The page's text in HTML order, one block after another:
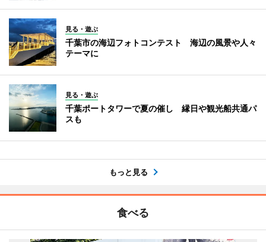
見る・遊ぶ
千葉市の海辺フォトコンテスト 海辺の風景や人々
テーマに
見る・遊ぶ
千葉ポートタワーで夏の催し 縁日や観光船共通パ
スも
もっと見る
食べる